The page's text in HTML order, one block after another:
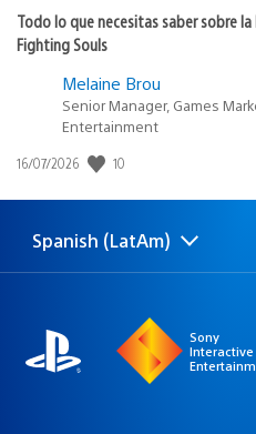
Todo lo que necesitas saber sobre
Fighting Souls
Melaine Brou
Senior Manager, Games
Entertainment
Fecha
publicación:
16/07/2026 10
Elige
una
Región
actual:
Spanish (LatAm)
Sony
Interactive